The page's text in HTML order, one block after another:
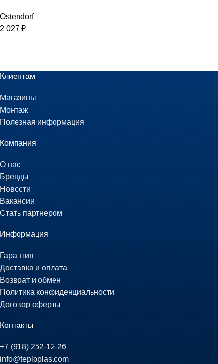
Ostendorf
2 027 ₽
Клиентам
Магазины
Монтаж
Полезная информация
Компания
О нас
Бренды
Новости
Вакансии
Стать партнером
Информация
Гарантия
Доставка и оплата
Возврат и обмен
Политика конфиденциальности
Договор оферты
Контакты
+7 (918) 252-12-26
info@teploplas.com